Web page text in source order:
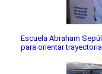
Escuela Abraham
para orientar